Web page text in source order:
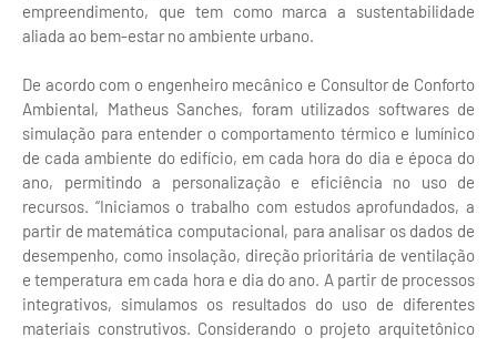
empreendimento, que tem como marca a sustentabilidade
aliada ao bem-estar no ambiente urbano.
De acordo com o engenheiro mecânico e Consultor de Conforto
Ambiental, Matheus Sanches, foram utilizados softwares de
simulação para entender o comportamento térmico e lumínico
de cada ambiente do edifício, em cada hora do dia e época do
ano, permitindo a personalização e eficiência no uso de
recursos. “Iniciamos o trabalho com estudos aprofundados, a
partir de matemática computacional, para analisar os dados de
desempenho, como insolação, direção prioritária de ventilação
e temperatura em cada hora e dia do ano. A partir de processos
integrativos, simulamos os resultados do uso de diferentes
materiais construtivos. Considerando o projeto arquitetônico